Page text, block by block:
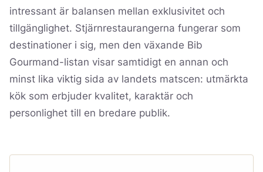
intressant är balansen mellan exklusivitet och
tillgänglighet. Stjärnrestaurangerna fungerar som
destinationer i sig, men den växande Bib
Gourmand-listan visar samtidigt en annan och
minst lika viktig sida av landets matscen: utmärkta
kök som erbjuder kvalitet, karaktär och
personlighet till en bredare publik.